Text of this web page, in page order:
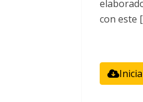
con este